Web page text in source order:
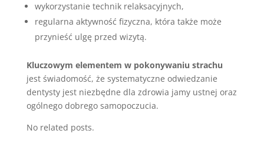
wykorzystanie technik relaksacyjnych,
regularna aktywność fizyczna, która także może
przynieść ulgę przed wizytą.
Kluczowym elementem w pokonywaniu strachu
jest świadomość, że systematyczne odwiedzanie
dentysty jest niezbędne dla zdrowia jamy ustnej oraz
ogólnego dobrego samopoczucia.
No related posts.